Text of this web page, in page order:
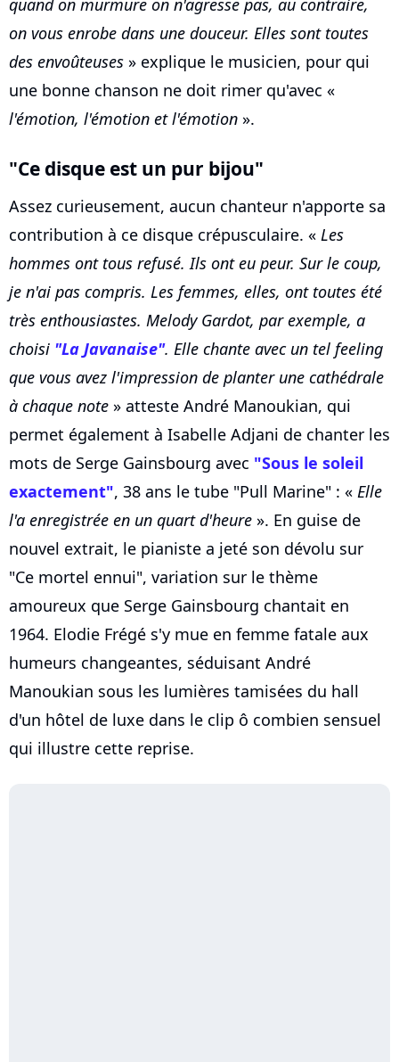
quand on murmure on n'agresse pas, au contraire,
on vous enrobe dans une douceur. Elles sont toutes
des envoûteuses » explique le musicien, pour qui
une bonne chanson ne doit rimer qu'avec «
l'émotion, l'émotion et l'émotion ».
"Ce disque est un pur bijou"
Assez curieusement, aucun chanteur n'apporte sa
contribution à ce disque crépusculaire. « Les
hommes ont tous refusé. Ils ont eu peur. Sur le coup,
je n'ai pas compris. Les femmes, elles, ont toutes été
très enthousiastes. Melody Gardot, par exemple, a
choisi "La Javanaise". Elle chante avec un tel feeling
que vous avez l'impression de planter une cathédrale
à chaque note » atteste André Manoukian, qui
permet également à Isabelle Adjani de chanter les
mots de Serge Gainsbourg avec "Sous le soleil
exactement", 38 ans le tube "Pull Marine" : « Elle
l'a enregistrée en un quart d'heure ». En guise de
nouvel extrait, le pianiste a jeté son dévolu sur
"Ce mortel ennui", variation sur le thème
amoureux que Serge Gainsbourg chantait en
1964. Elodie Frégé s'y mue en femme fatale aux
humeurs changeantes, séduisant André
Manoukian sous les lumières tamisées du hall
d'un hôtel de luxe dans le clip ô combien sensuel
qui illustre cette reprise.